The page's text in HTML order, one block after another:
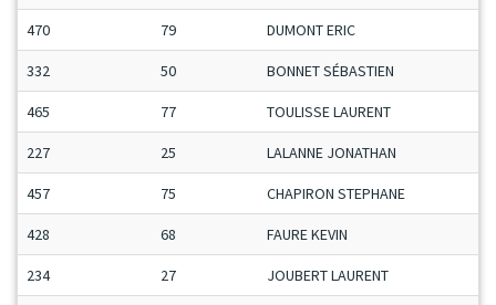
470 79 DUMONT ERIC
332 50 BONNET SÉBASTIEN
465 77 TOULISSE LAURENT
227 25 LALANNE JONATHAN
457 75 CHAPIRON STEPHANE
428 68 FAURE KEVIN
234 27 JOUBERT LAURENT